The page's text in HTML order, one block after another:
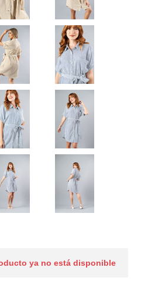
ya no está disponible